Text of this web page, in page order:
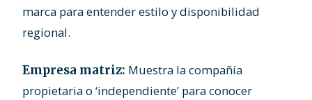
marca para entender estilo y disponibilidad
regional.
Empresa matriz: Muestra la compañía
propietaria o ‘independiente’ para conocer